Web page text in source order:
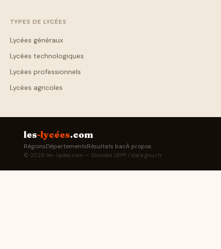
TYPES DE LYCÉES
Lycées généraux
Lycées technologiques
Lycées professionnels
Lycées agricoles
les-lycées.com
RégionsDépartementsRésultats bacÀ propos
© 2026 les-lycées.com — Données DEPP / data.gouv.fr